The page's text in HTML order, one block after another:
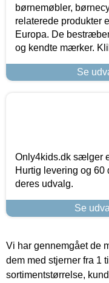
børnemøbler,
relaterede produkter
Europa. De
og kendte mærker.
Se
Only4kids.dk sælger
Hurtig levering og 60
deres udvalg.
Se
Vi har gennemgået de
dem med stjerner fra 1
sortimentstørrelse,